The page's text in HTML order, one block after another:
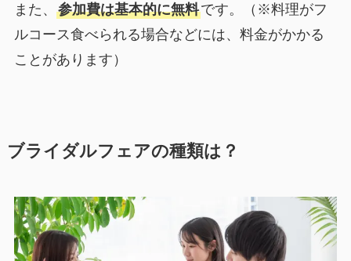
また、 参加費は基本的に無料です。（※料理がフ
ルコース食べられる場合などには、料金がかかる
ことがあります）
ブライダルフェアの種類は？